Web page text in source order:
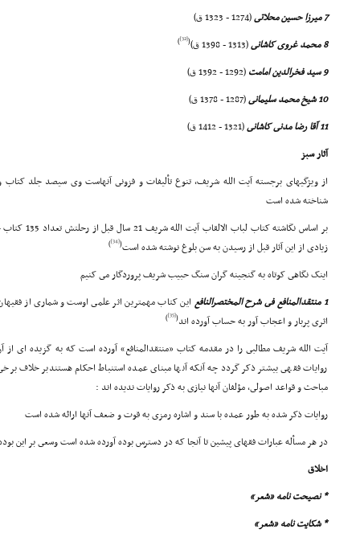
7 میرزا حسین محلاتى
(1274 - 1323 ق)
8 محمد غروى کاشانى
(1313 - 1398 ق) (
[32]
)
9 سید فخرالدین امامت
(1292 - 1392 ق)
10 شیخ محمد سلیمانى
(1287 - 1378 ق)
11 آقا رضا مدنى کاشانى
(1321 - 1412 ق)
آثار سبز
از ویژگیهاى برجسته آیت الله شریف، تنوع تألیفات و فزونى آنهاست وى سیصد جلد کتاب
شناخته شده است
بر اساس نگاشته کتاب لباب الالقاب آیت الله شریف 21 سال قبل از رحلتش تعداد 135 کتاب خویش را نام برده است
زیادى از این آثار قبل از رسیدن به سن بلوغ نوشته شده است(
[34]
)
اینک نگاهى کوتاه به گنجینه گران سنگ حبیب شریف پروردگار مى کنیم
1 منتقدالمنافع فى شرح المختصرالنافع
این کتاب مهمترین اثر علمى اوست و شمارى از
اثرى پربار و اعجاب آور به حساب آورده اند(
[35]
)
آیت الله شریف مطالبى را در مقدمه کتاب «منتقدالمنافع» آورده است که به گزیده اى
روایات فقهى بیشتر ذکر گردد چه آنکه آنها مبناى عمده استنباط احکام هستندبر خلاف
مباحث و قواعد اصولى، مؤلفان آنها نیازى به ذکر روایات ندیده اند :
روایات ذکر شده به طور عمده با سند و اشاره رمزى به قوت و ضعف آنها ارائه شده است
در هر مسأله عبارات فقهاى پیشین تا آنجا که در دسترس بوده آورده شده است وسعى بر این بوده
اخلاق
* نصیحت نامه «شعر»
* شکایت نامه «شعر»